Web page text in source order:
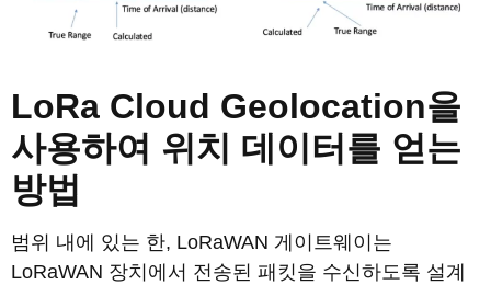
LoRa Cloud Geolocation을
사용하여 위치 데이터를 얻는
방법
범위 내에 있는 한, LoRaWAN 게이트웨이는
LoRaWAN 장치에서 전송된 패킷을 수신하도록 설계